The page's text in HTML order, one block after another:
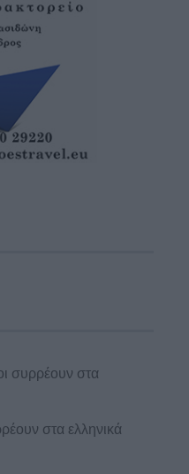
συρρέουν στα
στα ελληνικά